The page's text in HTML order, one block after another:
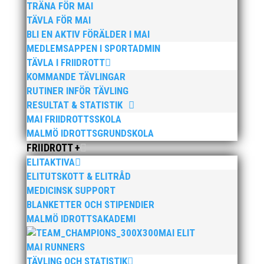
TRÄNA FÖR MAI
TÄVLA FÖR MAI
BLI EN AKTIV FÖRÄLDER I MAI
MEDLEMSAPPEN I SPORTADMIN
TÄVLA I FRIIDROTT
KOMMANDE TÄVLINGAR
RUTINER INFÖR TÄVLING
RESULTAT & STATISTIK
MAI FRIIDROTTSSKOLA
MALMÖ IDROTTSGRUNDSKOLA
FRIIDROTT +
ELITAKTIVA
ELITUTSKOTT & ELITRÅD
MEDICINSK SUPPORT
BLANKETTER OCH STIPENDIER
MALMÖ IDROTTSAKADEMI
MAI ELIT
MAI RUNNERS
TÄVLING OCH STATISTIK
Både Pernilla Nilsson, Linnea Killander och Austin
Hamilton ingår i svenska stafettlaget på 4 x 100 m.
Både det manliga och kvinnliga stafettlaget är rankat
tionde på senaste Europalistan och har möjlighet för
fin placering.
Se bifogat pressmeddelande.
>>Ladda ner
Publicerat tidigare